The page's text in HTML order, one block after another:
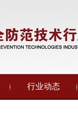
行业动态